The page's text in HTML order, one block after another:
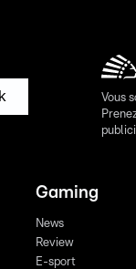
Vous
Gaming
News
Review
E-sport